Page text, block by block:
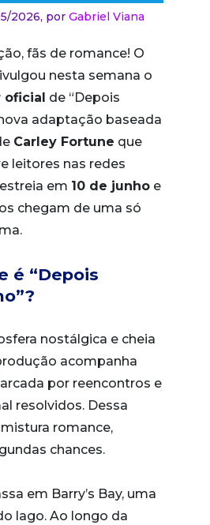
2026, por Gabriel Viana
fãs de romance! O
nesta semana o
de “Depois
adaptação baseada
Carley Fortune que
leitores nas redes
em 10 de junho e
chegam de uma só
é “Depois
nostálgica e cheia
acompanha
por reencontros e
resolvidos. Dessa
romance,
chances.
em Barry’s Bay, uma
lago. Ao longo da